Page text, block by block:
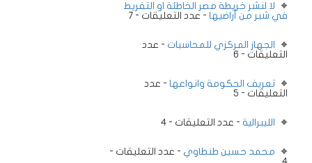
لا لنشر خريطة مصر الخاطئة او التفريط
في شبر من أراضيها - عدد التعليقات - 7
الجهاز المركزي للمحاسبات - عدد
التعليقات - 6
تعريف الحكومة وانواعها - عدد
التعليقات - 5
الليبرالية - عدد التعليقات - 4
محمد حسين طنطاوي - عدد التعليقات -